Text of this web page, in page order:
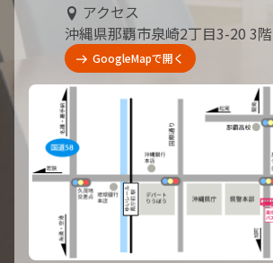
アクセス
沖縄県那覇市泉崎2丁目3-20 3階
GoogleMapで開く